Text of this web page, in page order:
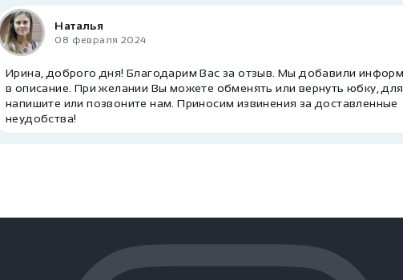
Наталья
08 февраля 2024
Ирина, доброго дня! Благодарим Вас за отзыв. Мы добавили
в описание. При желании Вы можете обменять или вернуть юбку,
напишите или позвоните нам. Приносим извинения за доставленные
неудобства!